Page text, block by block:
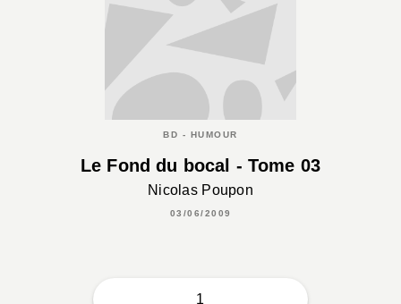
BD - HUMOUR
Le Fond du bocal - Tome 03
Nicolas Poupon
03/06/2009
1